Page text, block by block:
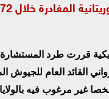
المغادرة خلال 72 ساعة
قررت طرد المستشارة
القائد العام للجيوش
غير مرغوب فيه